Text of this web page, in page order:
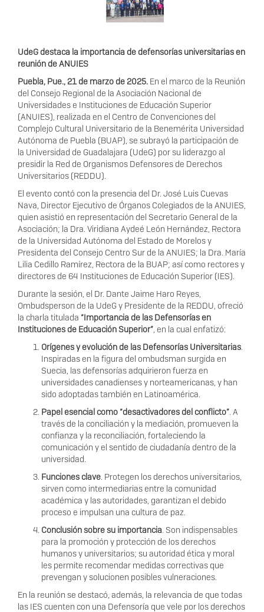
UdeG destaca la importancia de defensorías universitarias en
reunión de ANUIES
Puebla, Pue., 21 de marzo de 2025. En el marco de la Reunión
del Consejo Regional de la Asociación Nacional de
Universidades e Instituciones de Educación Superior
(ANUIES), realizada en el Centro de Convenciones del
Complejo Cultural Universitario de la Benemérita Universidad
Autónoma de Puebla (BUAP), se subrayó la participación de
la Universidad de Guadalajara (UdeG) porsu liderazgo al
presidir la Red de Organismos Defensores de Derechos
Universitarios (REDDU).
El evento contó con la presencia del Dr. José Luis Cuevas
Nava, Director Ejecutivo de Órganos Colegiados de la ANUIES,
quien asistió en representación del Secretario General de la
Asociación; la Dra. Viridiana Aydeé León Hernández, Rectora
de la Universidad Autónoma del Estado de Morelos y
Presidenta del Consejo Centro Sur de la ANUIES; la Dra. María
Lilia Cedillo Ramírez, Rectora de la BUAP; así como rectores y
directores de 64 Instituciones de Educación Superior (IES).
Durante la sesión, el Dr. Dante Jaime Haro Reyes,
Ombudsperson de la UdeG y Presidente de la REDDU, ofreció
la charla titulada “Importancia de las Defensorías en
Instituciones de Educación Superior”, en la cual enfatizó:
Orígenes yevolución de las Defensorías Universitarias.
Inspiradas en la figura del ombudsman surgida en
Suecia, las defensoríasadquirieron fuerza en
universidades canadienses y norteamericanas, y han
sido adoptadas también en Latinoamérica.
Papel esencial como “desactivadores del conflicto”. A
través de la conciliación y la mediación, promueven la
confianza y la reconciliación, fortaleciendo la
comunicación y el sentido de ciudadanía dentro de la
universidad.
Funciones clave. Protegen los derechos universitarios,
sirven como intermediarias entre la comunidad
académica y las autoridades, garantizan el debido
proceso e impulsan una cultura de paz.
Conclusiónsobresu importancia. Son indispensables
para la promoción y protección de los derechos
humanos y universitarios; su autoridad ética y moral
les permite recomendar medidas correctivas que
prevengan ysolucionen posiblesvulneraciones.
En la reunión se destacó, además, la relevancia de que todas
las IES cuenten con una Defensoría que vele por los derechos